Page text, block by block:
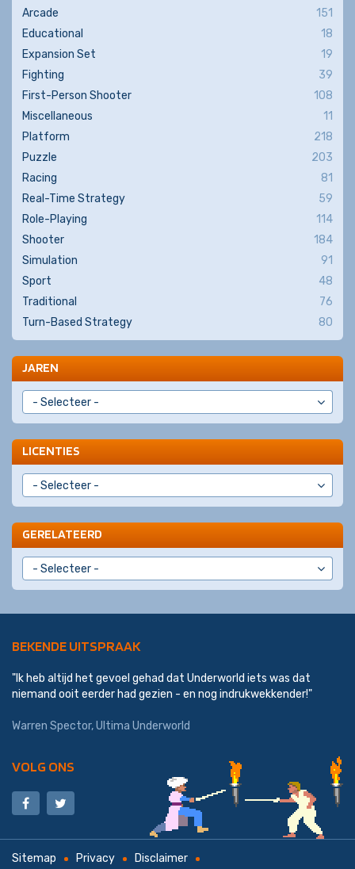
Arcade
151
Educational
18
Expansion Set
19
Fighting
39
First-Person Shooter
108
Miscellaneous
11
Platform
218
Puzzle
203
Racing
81
Real-Time Strategy
59
Role-Playing
114
Shooter
184
Simulation
91
Sport
48
Traditional
76
Turn-Based Strategy
80
JAREN
LICENTIES
GERELATEERD
BEKENDE UITSPRAAK
"Ik heb altijd het gevoel gehad dat Underworld iets was dat
niemand ooit eerder had gezien - en nog indrukwekkender!"
Warren Spector, Ultima Underworld
VOLG ONS
Sitemap Privacy
Disclaimer